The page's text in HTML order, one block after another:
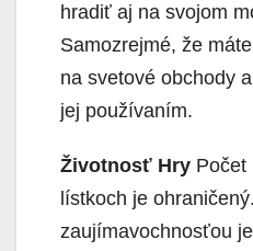
hradiť aj na svojom
Samozrejmé, že
na svetové obchody
jej používaním.
Životnosť Hry Počet
lístkoch je
zaujímavochnosťou